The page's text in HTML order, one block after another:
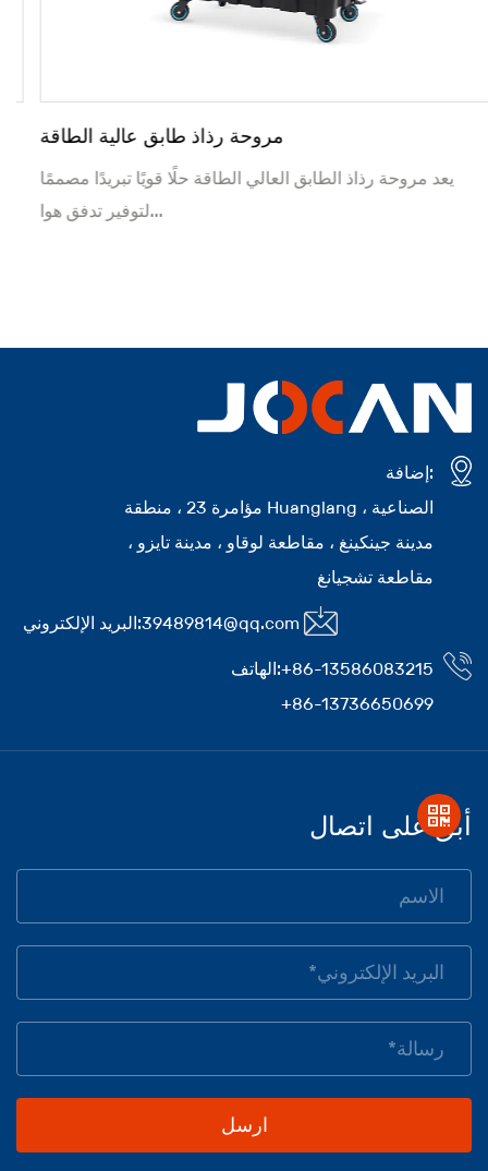
مروحة رذاذ طابق عالية الطاقة
يعد مروحة رذاذ الطابق العالي الطاقة حلًا قويًا تبريدًا مصممًا
لتوفير تدفق هوا...
إضافة:
مؤامرة 23 ، منطقة Huanglang الصناعية ،
مدينة جينكينغ ، مقاطعة لوقاو ، مدينة تايزو ،
مقاطعة تشجيانغ
البريد الإلكتروني:39489814@qq.com
الهاتف:+86-13586083215
+86-13736650699
أبق على اتصال